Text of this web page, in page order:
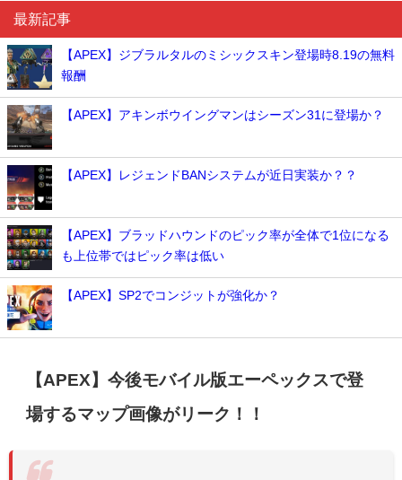
最新記事
【APEX】ジブラルタルのミシックスキン登場時8.19の無料
報酬
【APEX】アキンボウイングマンはシーズン31に登場か？
【APEX】レジェンドBANシステムが近日実装か？？
【APEX】ブラッドハウンドのピック率が全体で1位になる
も上位帯ではピック率は低い
【APEX】SP2でコンジットが強化か？
【APEX】今後モバイル版エーペックスで登
場するマップ画像がリーク！！